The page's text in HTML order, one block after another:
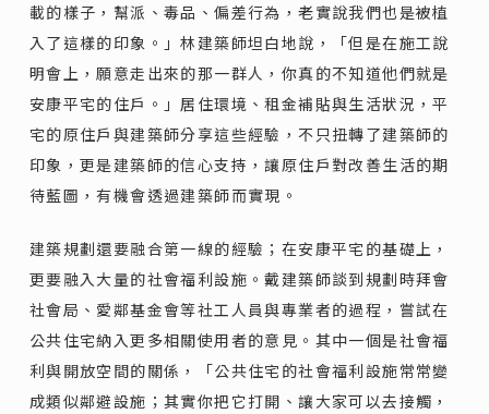
載的樣子，幫派、毒品、偏差行為，老實說我們也是被植
入了這樣的印象。」林建築師坦白地說，「但是在施工說
明會上，願意走出來的那一群人，你真的不知道他們就是
安康平宅的住戶。」居住環境、租金補貼與生活狀況，平
宅的原住戶與建築師分享這些經驗，不只扭轉了建築師的
印象，更是建築師的信心支持，讓原住戶對改善生活的期
待藍圖，有機會透過建築師而實現。
建築規劃還要融合第一線的經驗；在安康平宅的基礎上，
更要融入大量的社會福利設施。戴建築師談到規劃時拜會
社會局、愛鄰基金會等社工人員與專業者的過程，嘗試在
公共住宅納入更多相關使用者的意見。其中一個是社會福
利與開放空間的關係，「公共住宅的社會福利設施常常變
成類似鄰避設施；其實你把它打開、讓大家可以去接觸，